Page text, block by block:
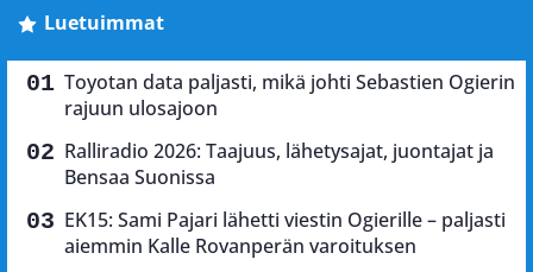
Luetuimmat
Toyotan data paljasti, mikä johti Sebastien Ogierin
rajuun ulosajoon
Ralliradio 2026: Taajuus, lähetysajat, juontajat ja
Bensaa Suonissa
EK15: Sami Pajari lähetti viestin Ogierille – paljasti
aiemmin Kalle Rovanperän varoituksen